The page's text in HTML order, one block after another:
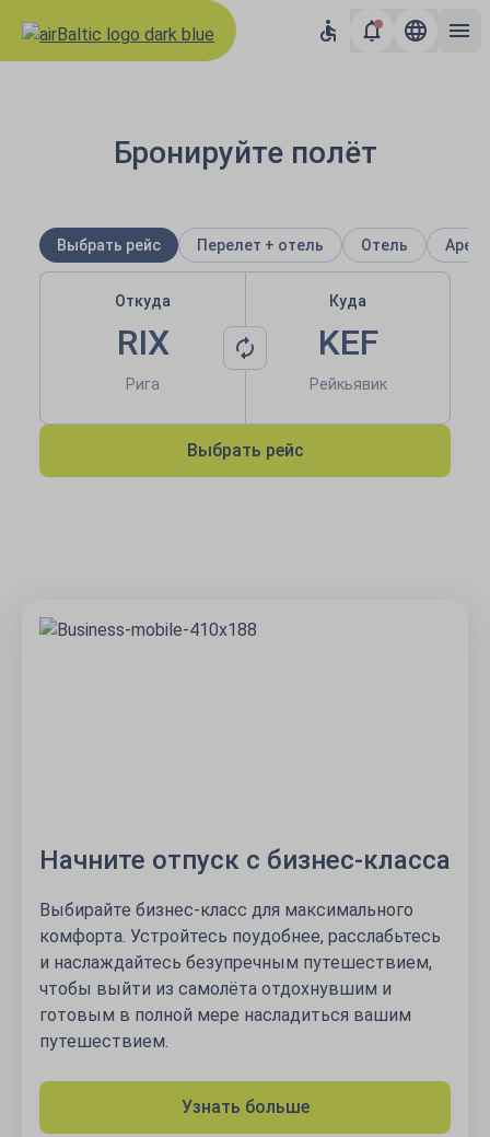
Бронируйте полёт
Выбрать рейс Перелет + отель Отель
Откуда
RIX
Рига
Куда
KEF
Рейкьявик
Выбрать рейс
Начните отпуск с бизнес-класса
Выбирайте бизнес-класс для максимального
комфорта. Устройтесь поудобнее, расслабьтесь
и наслаждайтесь безупречным путешествием,
чтобы выйти из самолёта отдохнувшим и
готовым в полной мере насладиться вашим
путешествием.
Узнать больше